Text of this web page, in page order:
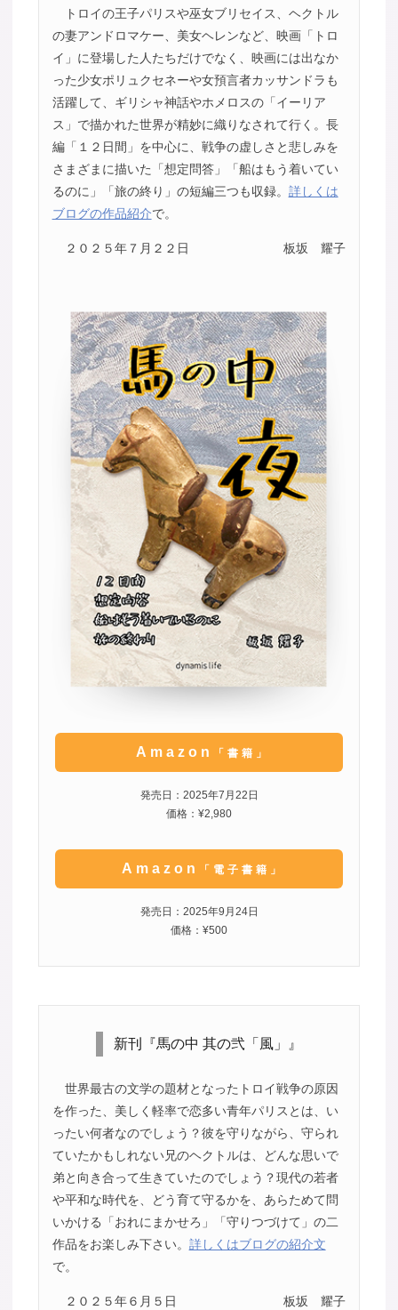
トロイの王子パリスや巫女ブリセイス、ヘクトル
の妻アンドロマケー、美女ヘレンなど、映画「トロ
イ」に登場した人たちだけでなく、映画には出なか
った少女ポリュクセネーや女預言者カッサンドラも
活躍して、ギリシャ神話やホメロスの「イーリア
ス」で描かれた世界が精妙に織りなされて行く。長
編「１２日間」を中心に、戦争の虚しさと悲しみを
さまざまに描いた「想定問答」「船はもう着いてい
るのに」「旅の終り」の短編三つも収録。 詳しくは
ブログの作品紹介で。
２０２５年７月２２日 板坂 耀子
Amazon 「書籍」
発売日：2025年7月22日
価格：¥2,980
Amazon 「電子書籍」
発売日：2025年9月24日
価格：¥500
新刊『馬の中 其の弐「風」』
世界最古の文学の題材となったトロイ戦争の原因
を作った、美しく軽率で恋多い青年パリスとは、い
ったい何者なのでしょう？彼を守りながら、守られ
ていたかもしれない兄のヘクトルは、どんな思いで
弟と向き合って生きていたのでしょう？現代の若者
や平和な時代を、どう育て守るかを、あらためて問
いかける「おれにまかせろ」「守りつづけて」の二
作品をお楽しみ下さい。 詳しくはブログの紹介文
で。
２０２５年６月５日 板坂 耀子